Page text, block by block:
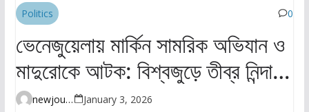
Politics 0
ভেনেজুয়েলায় মার্কিন সামরিক অভিযান ও
মাদুরোকে আটক: বিশ্বজুড়ে তীব্র নিন্দা ও
উদ্বেগ newjourney4045@gmail.com
January 3, 2026